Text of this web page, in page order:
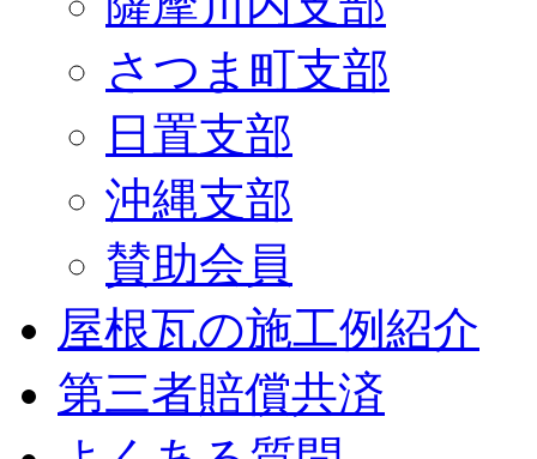
さつま町支部
日置支部
沖縄支部
賛助会員
屋根瓦の施工例紹介
第三者賠償共済